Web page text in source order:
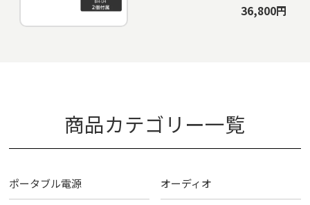
36,800円
商品カテゴリー一覧
ポータブル電源 オーディオ